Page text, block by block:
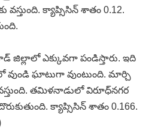
వస్తుంది. క్యాప్సిసిన్‌ శాతం 0.12.
ఎక్కువగా పండిస్తారు. ఇది
వుండి ఘాటుగా వుంటుంది. మార్చి
తమిళనాడులో విరూధ్‌నగర
క్యాప్సిసిన్‌ శాతం 0.166.